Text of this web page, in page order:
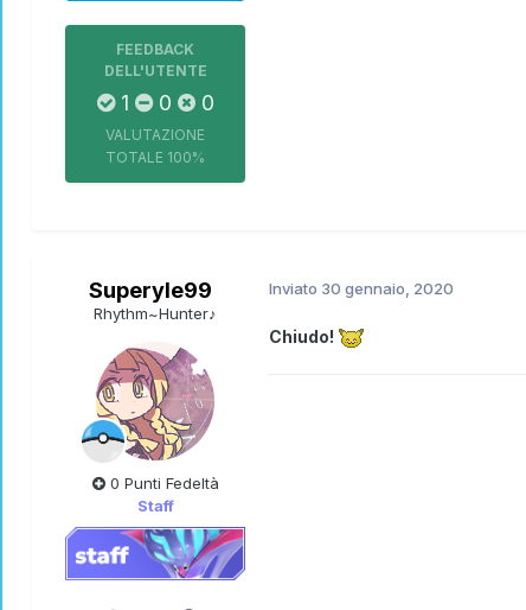
FEEDBACK
DELL'UTENTE
1 0 0
VALUTAZIONE
TOTALE 100%
Superyle99
Rhythm~Hunter♪
0 Punti Fedeltà
Staff
Inviato 30 gennaio, 2020
Chiudo!